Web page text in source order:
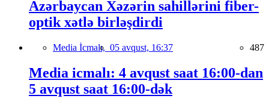
Azərbaycan Xəzərin sahillərini fiber-
optik xətlə birləşdirdi
Media İcmalı, 05 avqust, 16:37 487
Media icmalı: 4 avqust saat 16:00-dan
5 avqust saat 16:00-dək